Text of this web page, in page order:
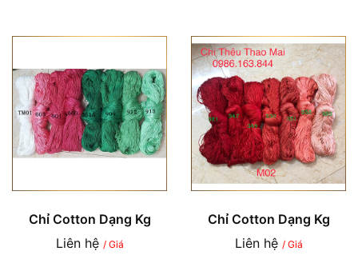
Chỉ Cotton Dạng Kg
Liên hệ / Giá
Chỉ Cotton Dạng Kg
Liên hệ / Giá